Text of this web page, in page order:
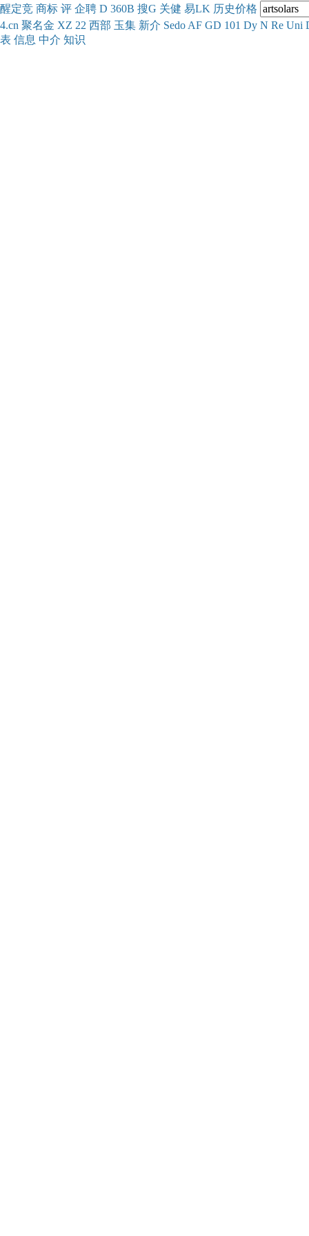
醒定竞 商标 评 企聘 D 360B 搜G 关健 易LK 历史价格
4.cn 聚名金 XZ 22 西部 玉集 新介 Sedo AF GD 101 Dy N Re Uni
表 信息 中介 知识